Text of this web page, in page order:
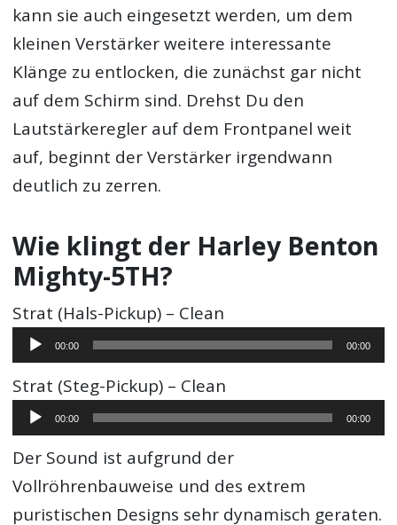
kann sie auch eingesetzt werden, um dem
kleinen Verstärker weitere interessante
Klänge zu entlocken, die zunächst gar nicht
auf dem Schirm sind. Drehst Du den
Lautstärkeregler auf dem Frontpanel weit
auf, beginnt der Verstärker irgendwann
deutlich zu zerren.
Wie klingt der Harley Benton
Mighty-5TH?
Strat (Hals-Pickup) – Clean
Audio-
Player
00:00 00:00
Strat (Steg-Pickup) – Clean
Audio-
Player
00:00 00:00
Der Sound ist aufgrund der
Vollröhrenbauweise und des extrem
puristischen Designs sehr dynamisch geraten.